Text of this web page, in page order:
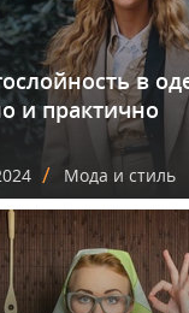
в
и практично
/ Мода и стиль